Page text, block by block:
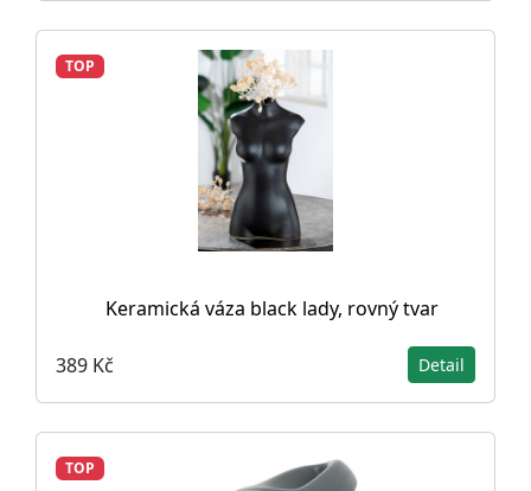
TOP
Keramická váza black lady, rovný tvar
389 Kč Detail
TOP